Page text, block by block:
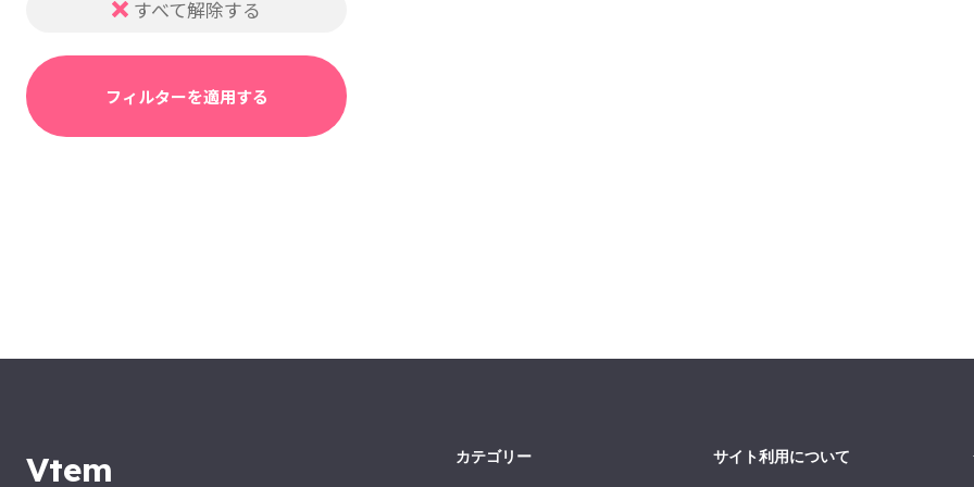
すべて解除する
フィルターを適用する
Vtem カテゴリー サイト利用について